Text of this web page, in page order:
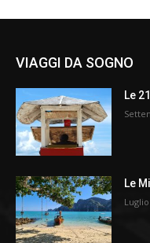
VIAGGI DA SOGNO
Le
Le
Luglio